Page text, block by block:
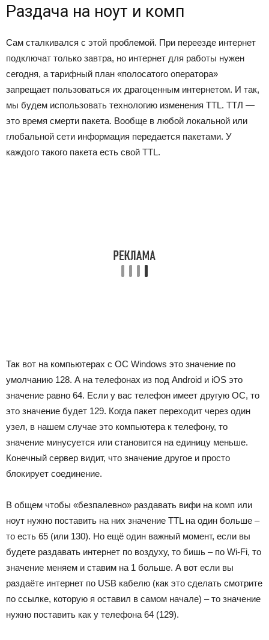
Раздача на ноут и комп
Сам сталкивался с этой проблемой. При переезде интернет
подключат только завтра, но интернет для работы нужен
сегодня, а тарифный план «полосатого оператора»
запрещает пользоваться их драгоценным интернетом. И так,
мы будем использовать технологию изменения TTL. ТТЛ —
это время смерти пакета. Вообще в любой локальной или
глобальной сети информация передается пакетами. У
каждого такого пакета есть свой TTL.
Так вот на компьютерах с ОС Windows это значение по
умолчанию 128. А на телефонах из под Android и iOS это
значение равно 64. Если у вас телефон имеет другую ОС, то
это значение будет 129. Когда пакет переходит через один
узел, в нашем случае это компьютера к телефону, то
значение минусуется или становится на единицу меньше.
Конечный сервер видит, что значение другое и просто
блокирует соединение.
В общем чтобы «безпалевно» раздавать вифи на комп или
ноут нужно поставить на них значение TTL на один больше –
то есть 65 (или 130). Но ещё один важный момент, если вы
будете раздавать интернет по воздуху, то бишь – по Wi-Fi, то
значение меняем и ставим на 1 больше. А вот если вы
раздаёте интернет по USB кабелю (как это сделать смотрите
по ссылке, которую я оставил в самом начале) – то значение
нужно поставить как у телефона 64 (129).